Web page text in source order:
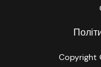
Copyright